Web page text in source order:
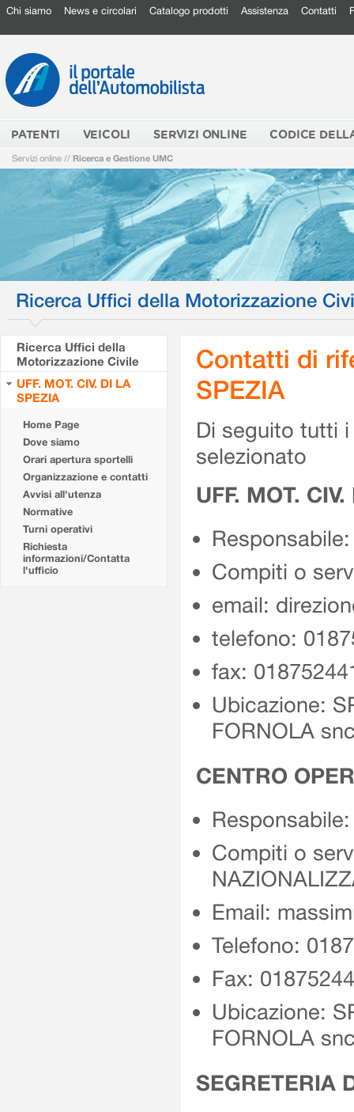
Chi siamo News e circolari Catalogo prodotti Assistenza Contatti
PATENTI VEICOLI SERVIZI ONLINE CODICE
Servizi online // Ricerca e Gestione UMC
Ricerca Uffici della Motorizzazione
Ricerca Uffici della
Motorizzazione Civile
UFF. MOT. CIV. DI LA
SPEZIA
Home Page
Dove siamo
Orari apertura sportelli
Organizzazione e contatti
Avvisi all'utenza
Normative
Turni operativi
Richiesta
informazioni/Contatta
l'ufficio
Contatti di
SPEZIA
Di seguito tutti
selezionato
UFF. MOT.
Compiti o
email:
telefono:
fax:
Ubicazione:
FORNOLA
CENTRO
Compiti o
Email:
Telefono:
Fax:
Ubicazione:
FORNOLA
SEGRETERIA